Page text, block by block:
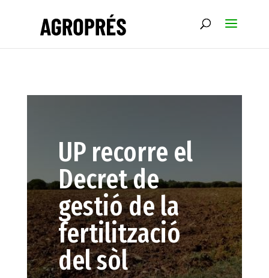
UP recorre el
Decret de
gestió de la
fertilització
del sòl